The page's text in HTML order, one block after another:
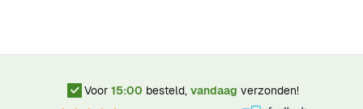
Voor 15:00 besteld, vandaag verzonden!